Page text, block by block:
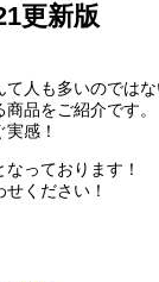
更新版
人も多いのでは
品をご紹介です。
感！
っております！
ください！